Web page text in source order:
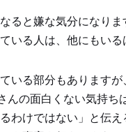
ると嫌な気分になり
いる人は、他にもいる
いる部分もあります
んの面白くない気持
わけではない」と伝